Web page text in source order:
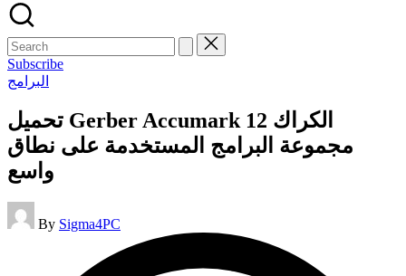
Search
for:
Subscribe
Posted
البرامج
تحميل Gerber Accumark 12 الكراك
مجموعة البرامج المستخدمة على نطاق
واسع
Posted
by
By Sigma4PC